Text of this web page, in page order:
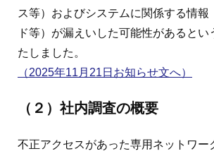
ス等）およびシステムに関係する情報
ド等）が漏えいした可能性があるとい
たしました。
（2025年11月21日お知らせ文へ）
（２）社内調査の概要
不正アクセスがあった専用ネットワー